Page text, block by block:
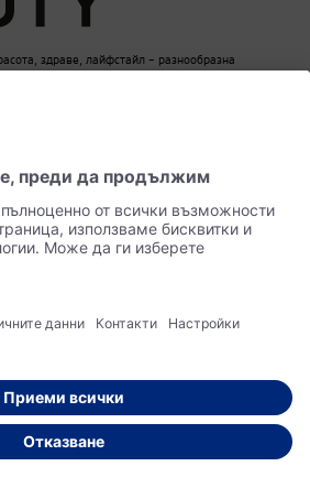
здраве, лайфстайл – разнообразна
Контакти Лични данни
достъпност
магазин за козметика, парфюмерия, бебешки
стоки за дома, храна за домашни любимци и много